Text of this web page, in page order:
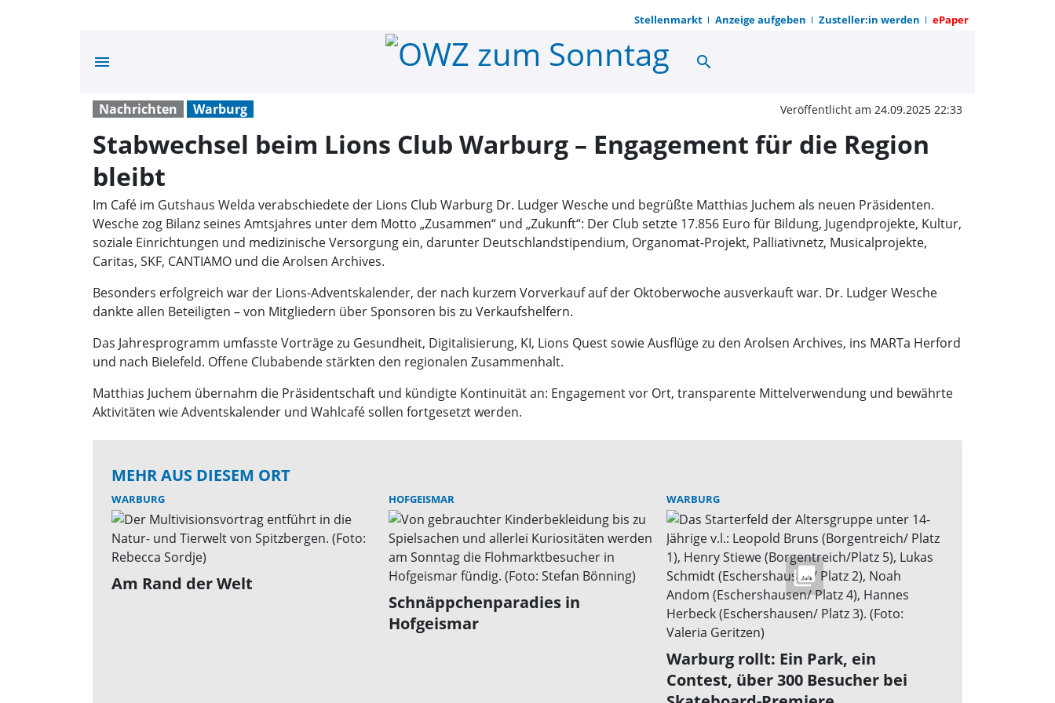
Stellenmarkt Anzeige aufgeben Zusteller:in werden ePaper
menu Stabwechsel beim Lions Club
search
Nachrichten Warburg Veröffentlicht am 24.09.2025 22:33
Stabwechsel beim Lions Club Warburg – Engagement für die Region
bleibt
Im Café im Gutshaus Welda verabschiedete der Lions Club Warburg Dr. Ludger Wesche und begrüßte Matthias Juchem als neuen Präsidenten.
Wesche zog Bilanz seines Amtsjahres unter dem Motto „Zusammen“ und „Zukunft“: Der Club setzte 17.856 Euro für Bildung, Jugendprojekte, Kultur,
soziale Einrichtungen und medizinische Versorgung ein, darunter Deutschlandstipendium, Organomat-Projekt, Palliativnetz, Musicalprojekte,
Caritas, SKF, CANTIAMO und die Arolsen Archives.
Besonders erfolgreich war der Lions-Adventskalender, der nach kurzem Vorverkauf auf der Oktoberwoche ausverkauft war. Dr. Ludger Wesche
dankte allen Beteiligten – von Mitgliedern über Sponsoren bis zu Verkaufshelfern.
Das Jahresprogramm umfasste Vorträge zu Gesundheit, Digitalisierung, KI, Lions Quest sowie Ausflüge zu den Arolsen Archives, ins MARTa Herford
und nach Bielefeld. Offene Clubabende stärkten den regionalen Zusammenhalt.
Matthias Juchem übernahm die Präsidentschaft und kündigte Kontinuität an: Engagement vor Ort, transparente Mittelverwendung und bewährte
Aktivitäten wie Adventskalender und Wahlcafé sollen fortgesetzt werden.
MEHR AUS DIESEM ORT
WARBURG
Am Rand der Welt
HOFGEISMAR
Schnäppchenparadies in
Hofgeismar
WARBURG
Warburg rollt: Ein Park, ein
Contest, über 300 Besucher bei